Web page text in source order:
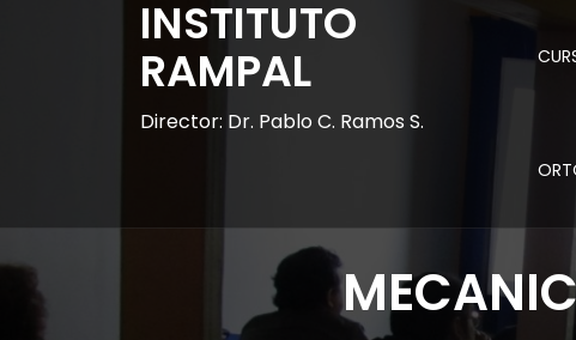
INSTITUTO
RAMPAL
Director: Dr. Pablo C. Ramos S.